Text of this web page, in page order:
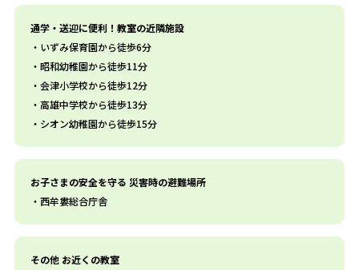
通学・送迎に便利！教室の近隣施設
いずみ保育園から徒歩6分
昭和幼稚園から徒歩11分
会津小学校から徒歩12分
高雄中学校から徒歩13分
シオン幼稚園から徒歩15分
お子さまの安全を守る 災害時の避難場所
西牟婁総合庁舎
その他 お近くの教室